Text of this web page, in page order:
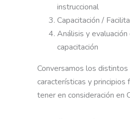
instruccional
Capacitación /
Análisis y evaluación
capacitación
Conversamos los distintos
características y principios
tener en consideración en